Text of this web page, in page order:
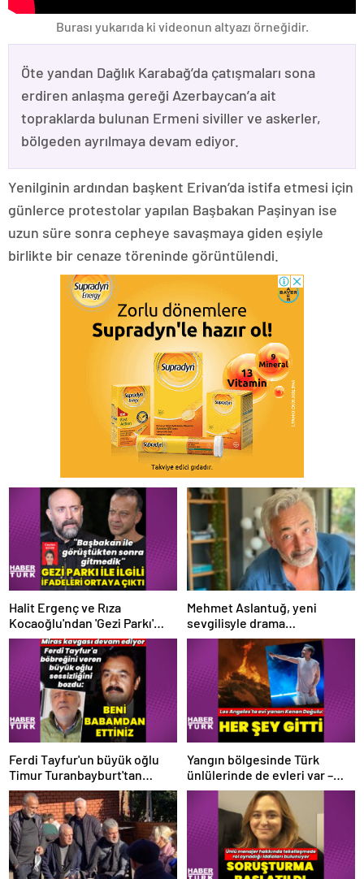
Burası yukarıda ki videonun altyazı örneğidir.
Öte yandan Dağlık Karabağ’da çatışmaları sona
erdiren anlaşma gereği Azerbaycan’a ait
topraklarda bulunan Ermeni siviller ve askerler,
bölgeden ayrılmaya devam ediyor.
Yenilginin ardından başkent Erivan’da istifa etmesi için
günlerce protestolar yapılan Başbakan Paşinyan ise
uzun süre sonra cepheye savaşmaya giden eşiyle
birlikte bir cenaze töreninde görüntülendi.
Halit Ergenç ve Rıza
Kocaoğlu'ndan 'Gezi Parkı'
ifadesi – Magazin haberleri
Mehmet Aslantuğ, yeni
sevgilisyle drama
çalışmalarında tanıştı –
Magazin haberleri
Ferdi Tayfur'un büyük oğlu
Timur Turanbayburt'tan
açıklama Magazin haberleri
Yangın bölgesinde Türk
ünlülerinde de evleri var –
Magazin haberleri